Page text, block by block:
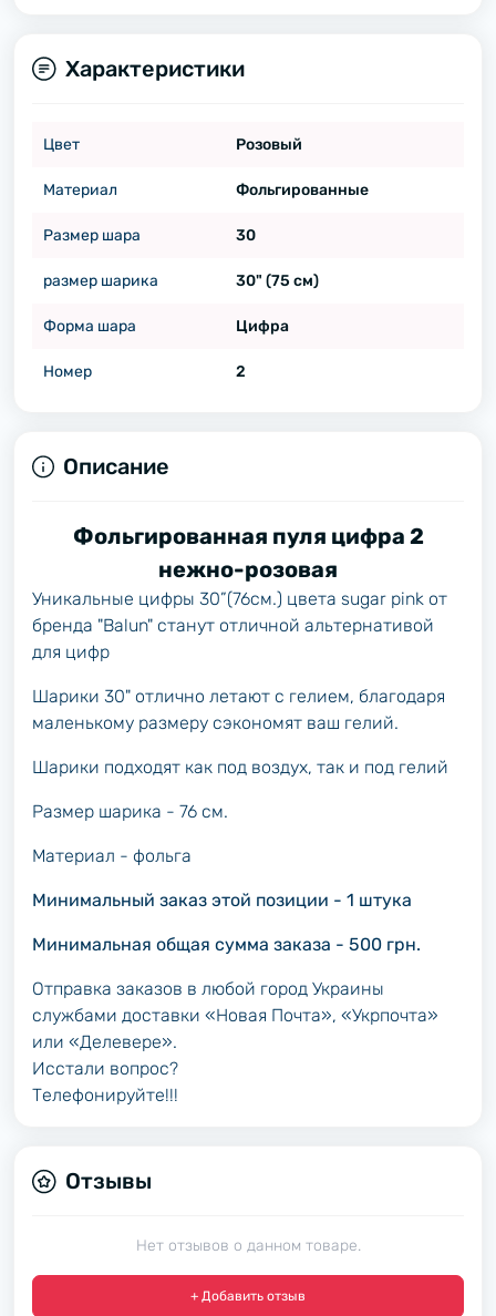
Характеристики
Цвет Розовый
Материал Фольгированные
Размер шара 30
размер шарика 30" (75 см)
Форма шара Цифра
Номер 2
Описание
Фольгированная пуля цифра 2
нежно-розовая
Уникальные цифры 30”(76см.) цвета sugar pink от
бренда "Balun" станут отличной альтернативой
для цифр
Шарики 30" отлично летают с гелием, благодаря
маленькому размеру сэкономят ваш гелий.
Шарики подходят как под воздух, так и под гелий
Размер шарика - 76 см.
Материал - фольга
Минимальный заказ этой позиции - 1 штука
Минимальная общая сумма заказа - 500 грн.
Отправка заказов в любой город Украины
службами доставки «Новая Почта», «Укрпочта»
или «Делевере».
Исстали вопрос?
Телефонируйте!!!
Отзывы
Нет отзывов о данном товаре.
+ Добавить отзыв